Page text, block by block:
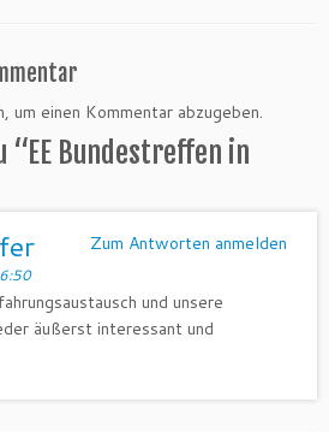
um einen Kommentar abzugeben.
“EE Bundestreffen in
Zum Antworten anmelden
und unsere
äußerst interessant und